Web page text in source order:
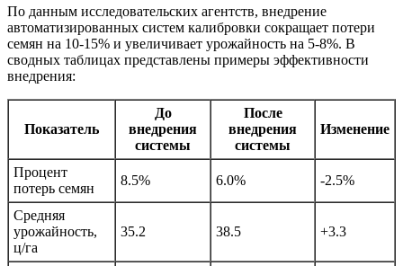
По данным исследовательских агентств, внедрение
автоматизированных систем калибровки сокращает потери
семян на 10-15% и увеличивает урожайность на 5-8%. В
сводных таблицах представлены примеры эффективности
внедрения:
Показатель
До
внедрения
системы
После
внедрения
системы
Изменение
Процент
потерь семян
8.5% 6.0% -2.5%
Средняя
урожайность,
ц/га
35.2 38.5 +3.3